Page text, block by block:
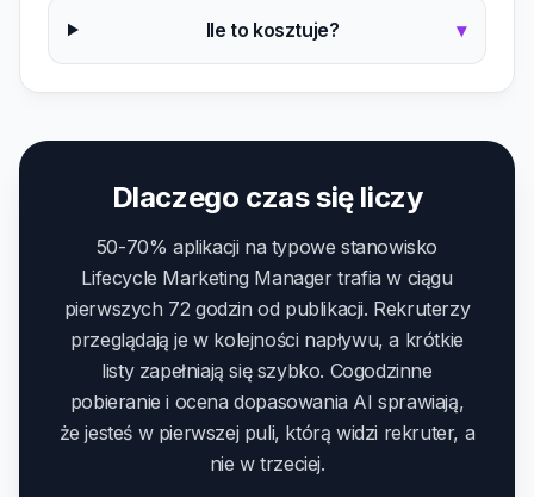
Ile to kosztuje? ▾
Dlaczego czas się liczy
50-70% aplikacji na typowe stanowisko
Lifecycle Marketing Manager trafia w ciągu
pierwszych 72 godzin od publikacji. Rekruterzy
przeglądają je w kolejności napływu, a krótkie
listy zapełniają się szybko. Cogodzinne
pobieranie i ocena dopasowania AI sprawiają,
że jesteś w pierwszej puli, którą widzi rekruter, a
nie w trzeciej.